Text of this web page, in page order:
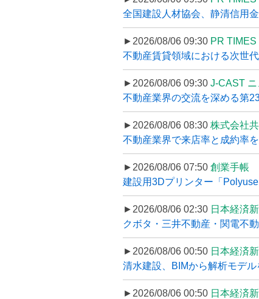
全国建設人材協会、静清信用
►2026/08/06 09:30 PR TIMES
不動産賃貸領域における次世
►2026/08/06 09:30 J-CAST ニ
不動産業界の交流を深める第
►2026/08/06 08:30 株式会社
不動産業界で来店率と成約率
►2026/08/06 07:50 創業手帳
建設用3Dプリンター「
►2026/08/06 02:30 日本経済
クボタ・三井不動産・関電不
►2026/08/06 00:50 日本経済
清水建設、BIMから解析モデ
►2026/08/06 00:50 日本経済